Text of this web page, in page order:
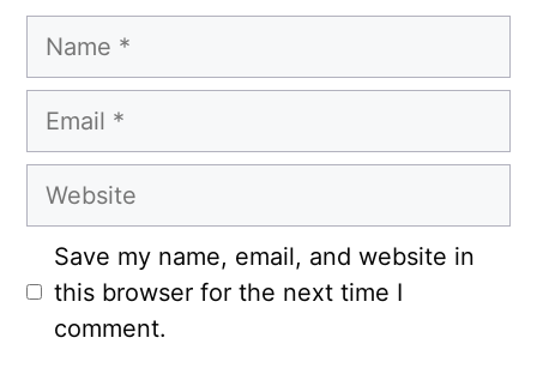
Name
Email
Website
Save my name, email, and website in
this browser for the next time I
comment.